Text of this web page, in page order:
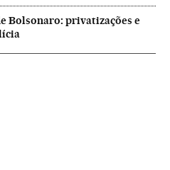
Bolsonaro: privatizações e